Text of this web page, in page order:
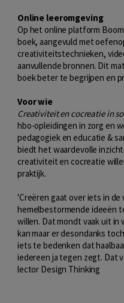
Online leeromgeving
Op het online platform
boek, aangevuld met
creativiteitstechnieken,
aanvullende bronnen. Dit
boek beter te begrijpen en
Voor wie
Creativiteit en cocreatie in
hbo-opleidingen in zorg en
pedagogiek en educatie &
biedt het waardevolle
creativiteit en cocreatie
praktijk.
'Creëren gaat over iets in
hemelbestormende ideeën
willen. Dat mondt vaak uit
kan maar er desondanks
iets te bedenken dat
iedereen ja tegen zegt. Dat
lector Design Thinking